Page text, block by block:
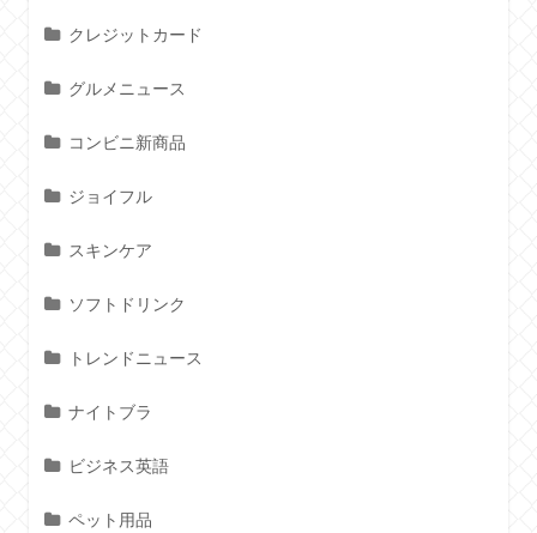
クレジットカード
グルメニュース
コンビニ新商品
ジョイフル
スキンケア
ソフトドリンク
トレンドニュース
ナイトブラ
ビジネス英語
ペット用品